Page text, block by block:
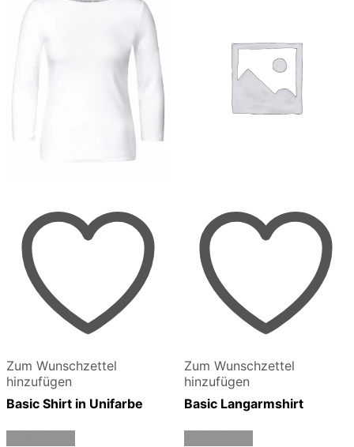
Zum Wunschzettel
hinzufügen
Basic Shirt in Unifarbe
Zum Wunschzettel
hinzufügen
Basic Langarmshirt